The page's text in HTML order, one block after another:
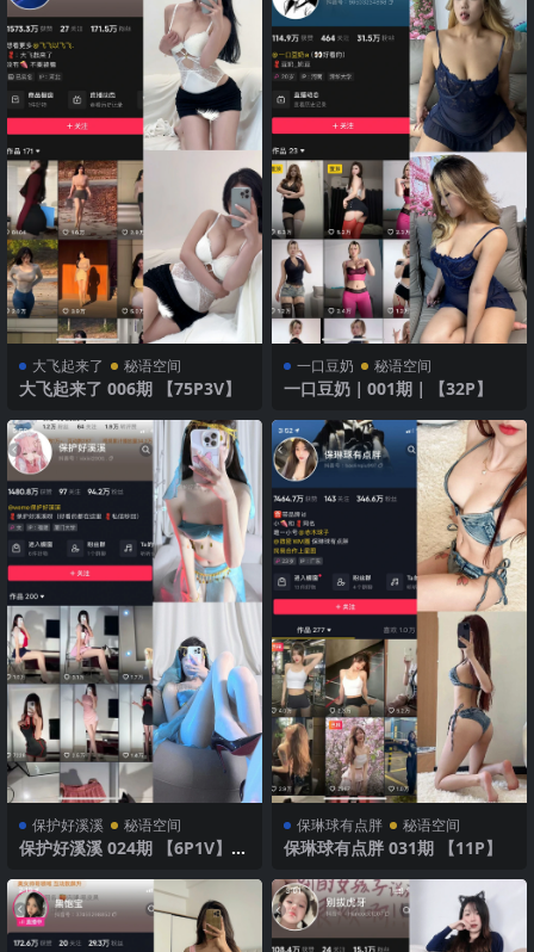
大飞起来了 秘语空间
大飞起来了 006期 【75P3V】
一口豆奶 秘语空间
一口豆奶｜001期｜【32P】
保护好溪溪 秘语空间
保护好溪溪 024期 【6P1V】20
保琳球有点胖 秘语空间
保琳球有点胖 031期 【11P】